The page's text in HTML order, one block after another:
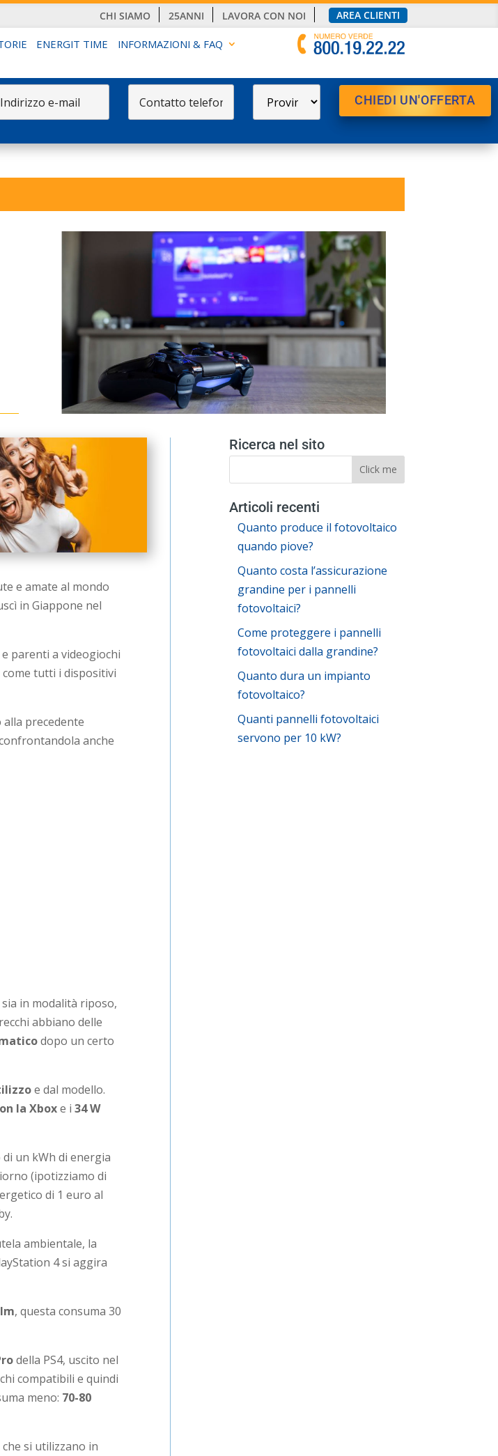
CHI SIAMO 25ANNI LAVORA CON NOI AREA CLIENTI
ENERGIT TIME INFORMAZIONI & FAQ
e amate al mondo
in Giappone nel
parenti a videogiochi
tutti i dispositivi
precedente
anche
in modalità riposo,
abbiano delle
dopo un certo
e dal modello.
la Xboxe i34 W
un kWh di energia
(ipotizziamo di
di 1 euro al
ambientale, la
4 si aggira
, questa consuma 30
della PS4, uscito nel
compatibili e quindi
meno: 70-80
si utilizzano in
Ricerca nel sito
Articoli recenti
Quanto produce il fotovoltaico
quando piove?
Quanto costa l’assicurazione
grandine per i pannelli
fotovoltaici?
Come proteggere i pannelli
fotovoltaici dalla grandine?
Quanto dura un impianto
fotovoltaico?
Quanti pannelli fotovoltaici
servono per 10 kW?